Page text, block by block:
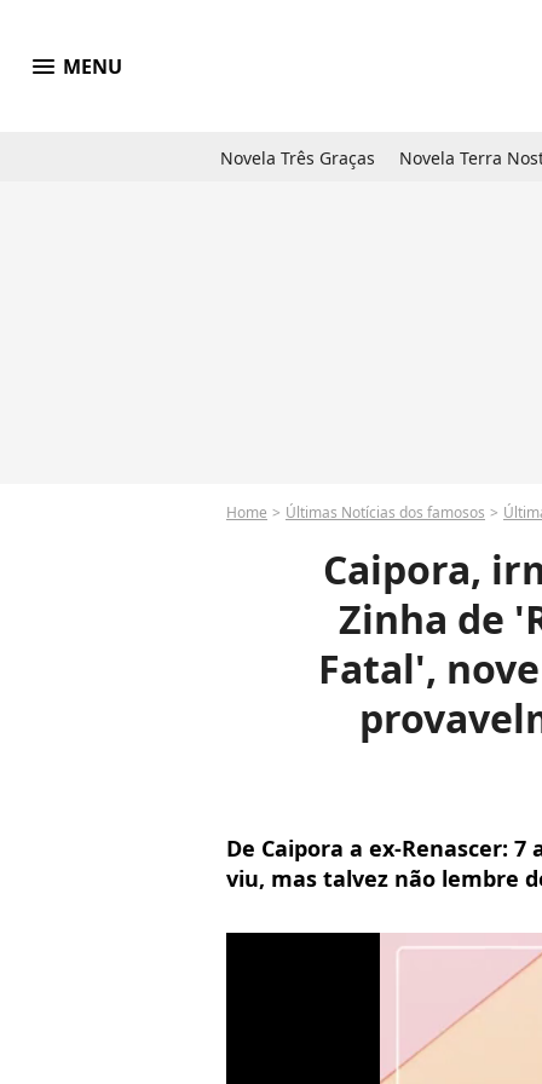
menu MENU
Novela Três Graças Novela Terra
Home Últimas Notícias dos famosos
Caipora,
Zinha de
Fatal',
De Caipora a ex-Renascer:
viu, mas talvez não lembre